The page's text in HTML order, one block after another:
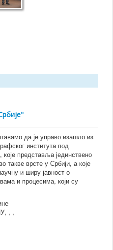
да је управо изашло из
института под
представља јединствено
такве врсте у Србији, а које
и ширу јавност о
и процесима, који су
, ,